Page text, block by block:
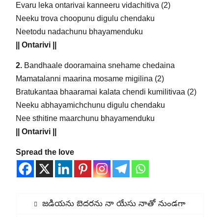
Evaru leka ontarivai kanneeru vidachitiva (2)
Neeku trova choopunu digulu chendaku
Neetodu nadachunu bhayamenduku
|| Ontarivi ||
2.Bandhaale dooramaina snehame chedaina
Mamatalanni maarina mosame migilina (2)
Bratukantaa bhaaramai kalata chendi kumilitivaa (2)
Neeku abhayamichchunu digulu chendaku
Nee sthitine maarchunu bhayamenduku
|| Ontarivi ||
Spread the love
Post
Previous
జడియను బెదరను నా యేసు నాతో నుండగా